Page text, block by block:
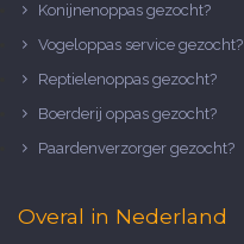
Konijnenoppas gezocht?
Vogeloppas service gezocht?
Reptielenoppas gezocht?
Boerderij oppas gezocht?
Paardenverzorger gezocht?
Overal in Nederland